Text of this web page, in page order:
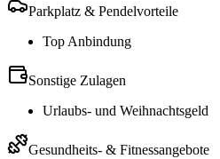
Parkplatz & Pendelvorteile
Top Anbindung
Sonstige Zulagen
Urlaubs- und Weihnachtsgeld
Gesundheits- & Fitnessangebote